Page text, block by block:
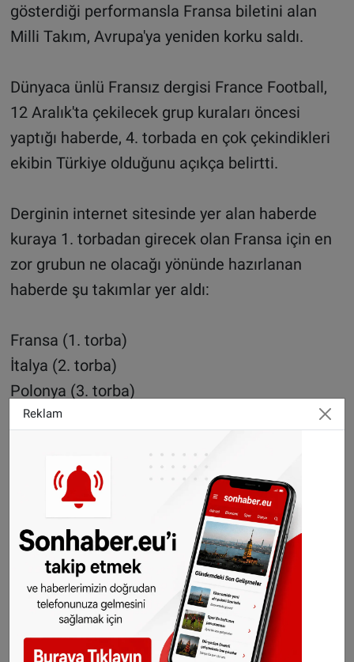
gösterdiği performansla Fransa biletini alan
Milli Takım, Avrupa'ya yeniden korku saldı.
Dünyaca ünlü Fransız dergisi France Football,
12 Aralık'ta çekilecek grup kuraları öncesi
yaptığı haberde, 4. torbada en çok çekindikleri
ekibin Türkiye olduğunu açıkça belirtti.
Derginin internet sitesinde yer alan haberde
kuraya 1. torbadan girecek olan Fransa için en
zor grubun ne olacağı yönünde hazırlanan
haberde şu takımlar yer aldı:
Fransa (1. torba)
İtalya (2. torba)
Polonya (3. torba)
Türkiye (4. torba)
Reklam